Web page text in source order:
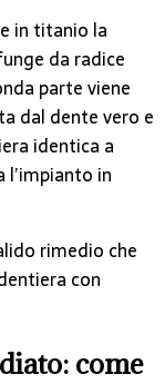
in titanio la
da radice
parte viene
dal dente vero e
identica a
in
rimedio che
con
come